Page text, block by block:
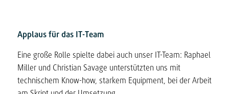
Applaus für das IT-Team
Eine große Rolle spielte dabei auch unser IT-Team: Raphael
Miller und Christian Savage unterstützten uns mit
technischem Know-how, starkem Equipment, bei der Arbeit